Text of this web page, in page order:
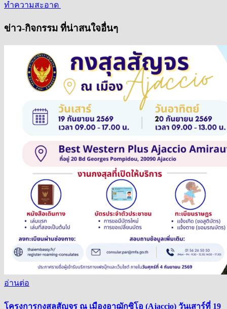
ทำความสะอาด
ข่าว-กิจกรรม ที่น่าสนใจอื่นๆ
อ่านต่อ
โครงการกงสุลสัญจร ณ เมืองอาฌักซิโอ (Ajaccio) วันเสาร์ที่ 19